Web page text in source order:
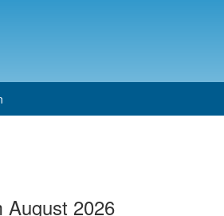
August 2026